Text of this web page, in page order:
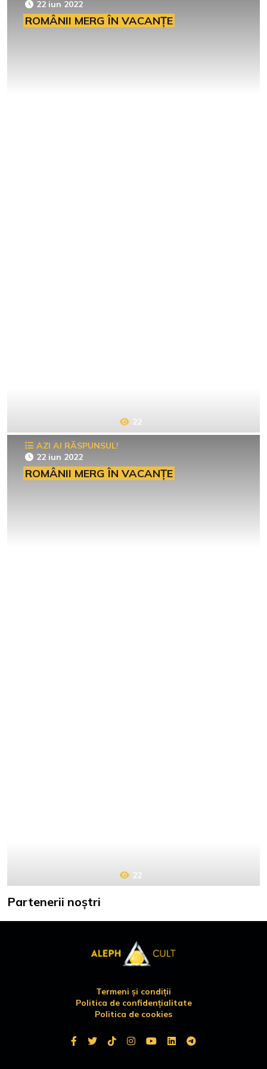
22 iun 2022
ROMÂNII MERG ÎN VACANȚE
22
AZI AI RĂSPUNSUL!
22 iun 2022
ROMÂNII MERG ÎN VACANȚE
22
Partenerii noștri
Termeni și condiții
Politica de confidențialitate
Politica de cookies